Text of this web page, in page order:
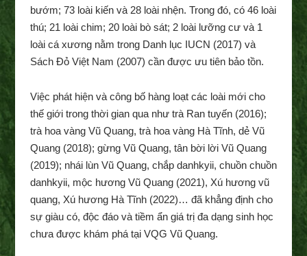
bướm; 73 loài kiến và 28 loài nhện. Trong đó, có 46 loài
thú; 21 loài chim; 20 loài bò sát; 2 loài lưỡng cư và 1
loài cá xương nằm trong Danh lục IUCN (2017) và
Sách Đỏ Việt Nam (2007) cần được ưu tiên bảo tồn.
Việc phát hiện và công bố hàng loạt các loài mới cho
thế giới trong thời gian qua như trà Ran tuyến (2016);
trà hoa vàng Vũ Quang, trà hoa vàng Hà Tĩnh, dẻ Vũ
Quang (2018); gừng Vũ Quang, tân bời lời Vũ Quang
(2019); nhái lùn Vũ Quang, chắp danhkyii, chuồn chuồn
danhkyii, mộc hương Vũ Quang (2021), Xú hương vũ
quang, Xú hương Hà Tĩnh (2022)… đã khẳng định cho
sự giàu có, độc đáo và tiềm ẩn giá trị đa dạng sinh học
chưa được khám phá tại VQG Vũ Quang.